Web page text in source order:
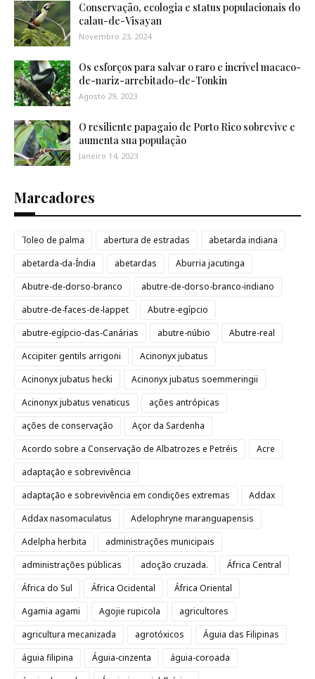
Conservação, ecologia e status populacionais do
calau-de-Visayan
Novembro 23, 2024
Os esforços para salvar o raro e incrível macaco-
de-nariz-arrebitado-de-Tonkin
Agosto 29, 2023
O resiliente papagaio de Porto Rico sobrevive e
aumenta sua população
Janeiro 14, 2023
Marcadores
´loleo de palma abertura de estradas
abetarda indiana
abetarda-da-Índia
abetardas
Aburria jacutinga
Abutre-de-dorso-branco
abutre-de-dorso-branco-indiano
abutre-de-faces-de-lappet
Abutre-egípcio
abutre-egípcio-das-Canárias
abutre-núbio
Abutre-real
Accipiter gentils arrigoni
Acinonyx jubatus
Acinonyx jubatus hecki
Acinonyx jubatus soemmeringii
Acinonyx jubatus venaticus
ações antrópicas
ações de conservação
Açor da Sardenha
Acordo sobre a Conservação de Albatrozes e Petréis
Acre
adaptação e sobrevivência
adaptação e sobrevivência em condições extremas
Addax
Addax nasomaculatus
Adelophryne maranguapensis
Adelpha herbita
administrações municipais
administrações públicas
adoção cruzada.
África Central
África do Sul
África Ocidental
África Oriental
Agamia agami
Agojie rupicola
agricultores
agricultura mecanizada
agrotóxicos
Águia das Filipinas
águia filipina
Águia-cinzenta
águia-coroada